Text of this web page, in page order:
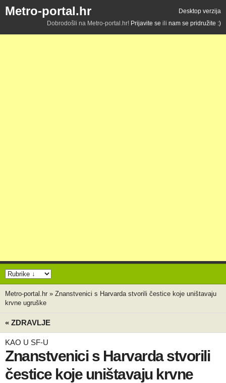
Metro-portal.hr
Desktop verzija
Dobrodošli na Metro-portal.hr! Prijavite se ili nam se pridružite :)
Metro-portal.hr » Znanstvenici s Harvarda stvorili čestice koje uništavaju
krvne ugruške
« ZDRAVLJE
KAO U SF-U
Znanstvenici s Harvarda stvorili
čestice koje uništavaju krvne